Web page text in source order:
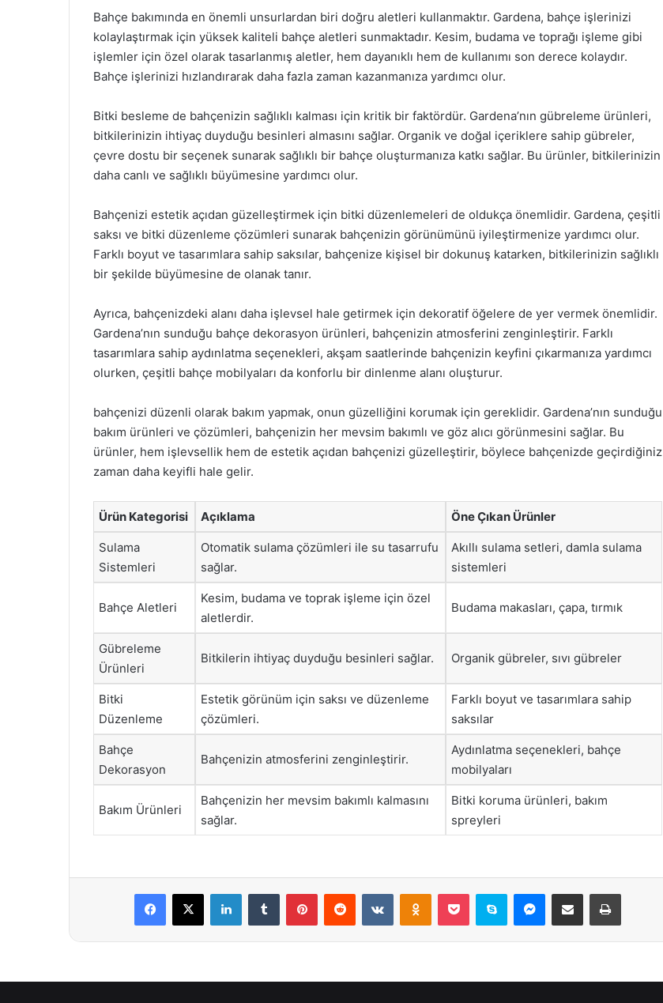
Bahçe bakımında en önemli unsurlardan biri doğru aletleri kullanmaktır. Gardena, bahçe işlerinizi
kolaylaştırmak için yüksek kaliteli bahçe aletleri sunmaktadır. Kesim, budama ve toprağı işleme gibi
işlemler için özel olarak tasarlanmış aletler, hem dayanıklı hem de kullanımı son derece kolaydır.
Bahçe işlerinizi hızlandırarak daha fazla zaman kazanmanıza yardımcı olur.
Bitki besleme de bahçenizin sağlıklı kalması için kritik bir faktördür. Gardena’nın gübreleme ürünleri,
bitkilerinizin ihtiyaç duyduğu besinleri almasını sağlar. Organik ve doğal içeriklere sahip gübreler,
çevre dostu bir seçenek sunarak sağlıklı bir bahçe oluşturmanıza katkı sağlar. Bu ürünler, bitkilerinizin
daha canlı ve sağlıklı büyümesine yardımcı olur.
Bahçenizi estetik açıdan güzelleştirmek için bitki düzenlemeleri de oldukça önemlidir. Gardena, çeşitli
saksı ve bitki düzenleme çözümleri sunarak bahçenizin görünümünü iyileştirmenize yardımcı olur.
Farklı boyut ve tasarımlara sahip saksılar, bahçenize kişisel bir dokunuş katarken, bitkilerinizin sağlıklı
bir şekilde büyümesine de olanak tanır.
Ayrıca, bahçenizdeki alanı daha işlevsel hale getirmek için dekoratif öğelere de yer vermek önemlidir.
Gardena’nın sunduğu bahçe dekorasyon ürünleri, bahçenizin atmosferini zenginleştirir. Farklı
tasarımlara sahip aydınlatma seçenekleri, akşam saatlerinde bahçenizin keyfini çıkarmanıza yardımcı
olurken, çeşitli bahçe mobilyaları da konforlu bir dinlenme alanı oluşturur.
bahçenizi düzenli olarak bakım yapmak, onun güzelliğini korumak için gereklidir. Gardena’nın sunduğu
bakım ürünleri ve çözümleri, bahçenizin her mevsim bakımlı ve göz alıcı görünmesini sağlar. Bu
ürünler, hem işlevsellik hem de estetik açıdan bahçenizi güzelleştirir, böylece bahçenizde geçirdiğiniz
zaman daha keyifli hale gelir.
Ürün Kategorisi Açıklama Öne Çıkan Ürünler
Sulama
Sistemleri
Otomatik sulama çözümleri ile su tasarrufu
sağlar.
Akıllı sulama setleri, damla sulama
sistemleri
Bahçe Aletleri
Kesim, budama ve toprak işleme için özel
aletlerdir.
Budama makasları, çapa, tırmık
Gübreleme
Ürünleri
Bitkilerin ihtiyaç duyduğu besinleri sağlar. Organik gübreler, sıvı gübreler
Bitki
Düzenleme
Estetik görünüm için saksı ve düzenleme
çözümleri.
Farklı boyut ve tasarımlara sahip
saksılar
Bahçe
Dekorasyon
Bahçenizin atmosferini zenginleştirir.
Aydınlatma seçenekleri, bahçe
mobilyaları
Bakım Ürünleri
Bahçenizin her mevsim bakımlı kalmasını
sağlar.
Bitki koruma ürünleri, bakım
spreyleri
Facebook
X LinkedInTumblr PinterestReddit VKontakteOdnoklassniki
Pocket Skype Messenger
E-Posta ile paylaş Yazdır